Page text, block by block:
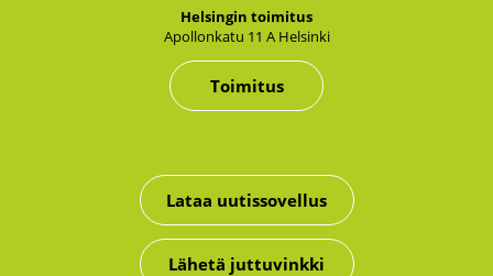
Hel­sin­gin toi­mi­tus
Apol­lon­ka­tu 11 A Hel­sin­ki
Toimitus
Lataa uutissovellus
Lähetä juttuvinkki